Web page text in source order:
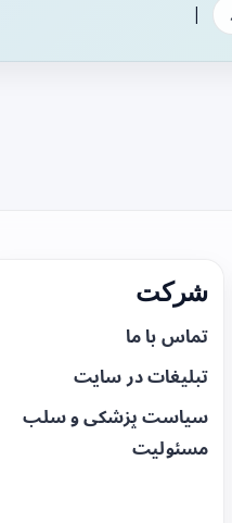
|
شرکت
تماس با ما
تبلیغات در سایت
سیاست پزشکی و سلب
مسئولیت